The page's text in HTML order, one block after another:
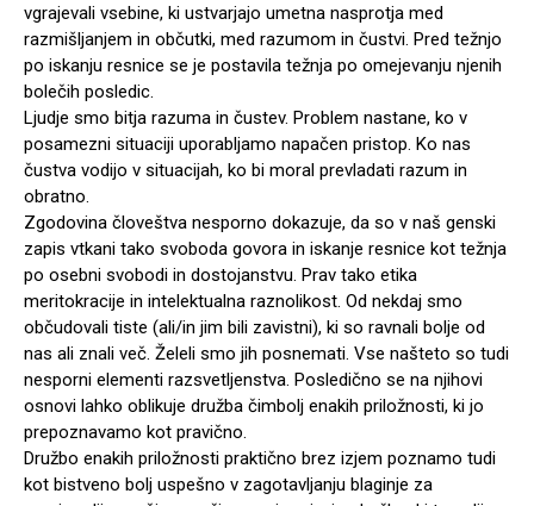
vgrajevali vsebine, ki ustvarjajo umetna nasprotja med
razmišljanjem in občutki, med razumom in čustvi. Pred težnjo
po iskanju resnice se je postavila težnja po omejevanju njenih
bolečih posledic.
Ljudje smo bitja razuma in čustev. Problem nastane, ko v
posamezni situaciji uporabljamo napačen pristop. Ko nas
čustva vodijo v situacijah, ko bi moral prevladati razum in
obratno.
Zgodovina človeštva nesporno dokazuje, da so v naš genski
zapis vtkani tako svoboda govora in iskanje resnice kot težnja
po osebni svobodi in dostojanstvu. Prav tako etika
meritokracije in intelektualna raznolikost. Od nekdaj smo
občudovali tiste (ali/in jim bili zavistni), ki so ravnali bolje od
nas ali znali več. Želeli smo jih posnemati. Vse našteto so tudi
nesporni elementi razsvetljenstva. Posledično se na njihovi
osnovi lahko oblikuje družba čimbolj enakih priložnosti, ki jo
prepoznavamo kot pravično.
Družbo enakih priložnosti praktično brez izjem poznamo tudi
kot bistveno bolj uspešno v zagotavljanju blaginje za